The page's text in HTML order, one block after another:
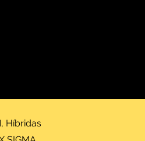
Híbridas